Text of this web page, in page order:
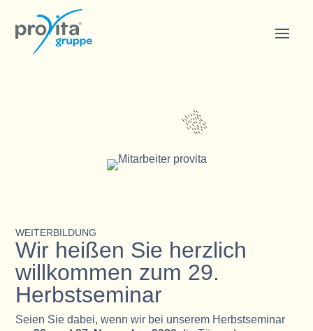
WEITERBILDUNG
Wir heißen Sie herzlich
willkommen zum 29.
Herbstseminar
Seien Sie dabei, wenn wir bei unserem Herbstseminar